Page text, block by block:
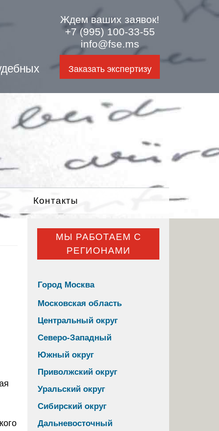
Ждем ваших заявок!
+7 (995) 100-33-55
info@fse.ms
Заказать экспертизу
Контакты
МЫ РАБОТАЕМ С
РЕГИОНАМИ
Город Москва
Московская область
Центральный округ
Северо-Западный
Южный округ
Приволжский округ
Уральский округ
Сибирский округ
Дальневосточный